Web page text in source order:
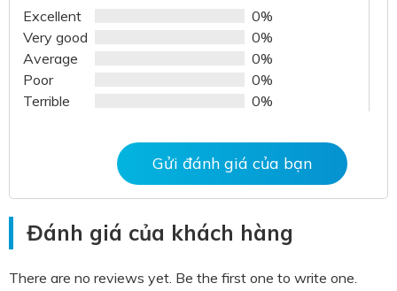
out
of
5
Excellent
0%
Very good
0%
Average
0%
Poor
0%
Terrible
0%
Gửi đánh giá của bạn
Đánh giá của khách hàng
There are no reviews yet. Be the first one to write one.